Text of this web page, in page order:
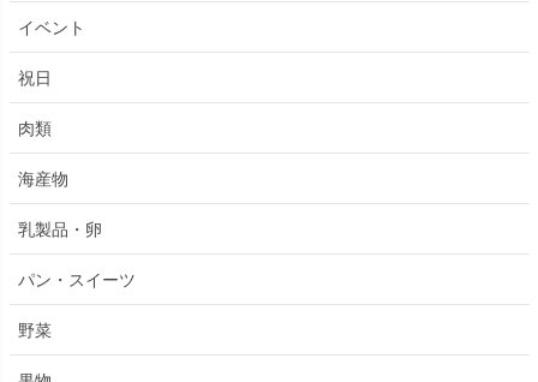
イベント
祝日
肉類
海産物
乳製品・卵
パン・スイーツ
野菜